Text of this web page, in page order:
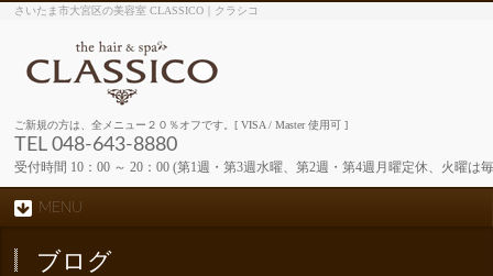
さいたま市大宮区の美容室 CLASSICO｜クラシコ
ご新規の方は、全メニュー２０％オフです。[ VISA / Master 使用可 ]
TEL 048-643-8880
受付時間 10：00 ～ 20：00 (第1週・第3週水曜、第2週・第4週月曜定休、火曜は
MENU
ブログ